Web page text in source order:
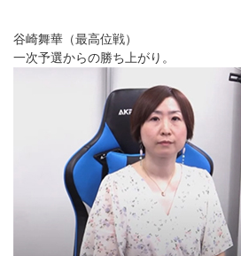
谷崎舞華（最高位戦）
一次予選からの勝ち上がり。